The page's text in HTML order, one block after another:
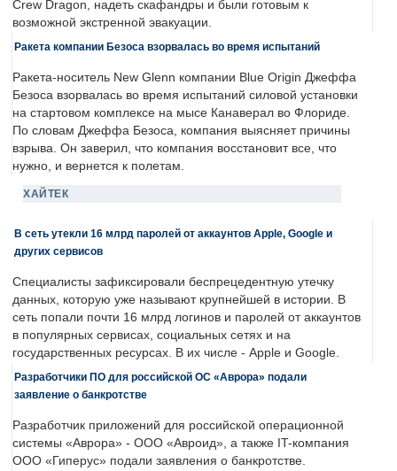
Crew Dragon, надеть скафандры и были готовым к
возможной экстренной эвакуации.
Ракета компании Безоса взорвалась во время испытаний
Ракета-носитель New Glenn компании Blue Origin Джеффа
Безоса взорвалась во время испытаний силовой установки
на стартовом комплексе на мысе Канаверал во Флориде.
По словам Джеффа Безоса, компания выясняет причины
взрыва. Он заверил, что компания восстановит все, что
нужно, и вернется к полетам.
ХАЙТЕК
В сеть утекли 16 млрд паролей от аккаунтов Apple, Google и
других сервисов
Специалисты зафиксировали беспрецедентную утечку
данных, которую уже называют крупнейшей в истории. В
сеть попали почти 16 млрд логинов и паролей от аккаунтов
в популярных сервисах, социальных сетях и на
государственных ресурсах. В их числе - Apple и Google.
Разработчики ПО для российской ОС «Аврора» подали
заявление о банкротстве
Разработчик приложений для российской операционной
системы «Аврора» - ООО «Авроид», а также IT-компания
ООО «Гиперус» подали заявления о банкротстве.